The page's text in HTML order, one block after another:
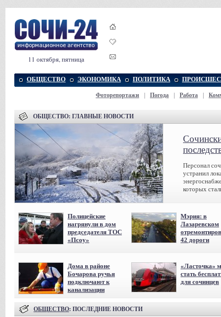
11 октября, пятница
ОБЩЕСТВО ЭКОНОМИКА ПОЛИТИКА
Фоторепортажи Погода Работа
ОБЩЕСТВО: ГЛАВНЫЕ НОВОСТИ
Персонал
устранил
которых
Полицейские
нагрянули в дом
председателя ТОС
«Псоу»
Мэрия: в
Лазаревском
42 дороги
Дома в районе
Бочарова ручья
подключают к
канализации
«Ласточка»
стать
для сочинцев
ОБЩЕСТВО: ПОСЛЕДНИЕ НОВОСТИ